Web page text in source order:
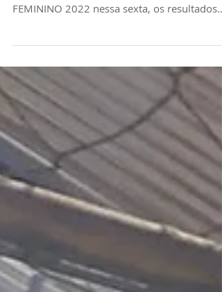
🔰 Encerramento de mais uma Rodada do 🏆
FEMININO 2022 nessa sexta, os resultados